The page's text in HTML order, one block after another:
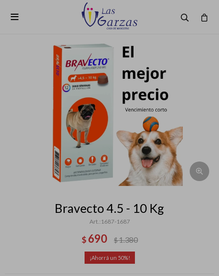

Bravecto 4.5 - 10 Kg
1687-1687
$ 690 $1.380
50